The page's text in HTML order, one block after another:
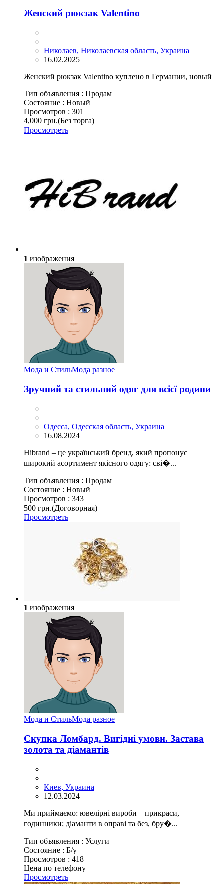
Женский рюкзак Valentino
Николаев, Николаевская область, Украина
16.02.2025
Женский рюкзак Valentino куплено в Германии, новый
Тип объявления : Продам
Состояние : Новый
Просмотров : 301
4,000 грн.(Без торга)
Просмотреть
1 изображения
Мода и СтильМода разное
Зручний та стильний одяг для всієї родини
Одесса, Одесская область, Украина
16.08.2024
Hibrand – це український бренд, який пропонує
широкий асортимент якісного одягу: сві�...
Тип объявления : Продам
Состояние : Новый
Просмотров : 343
500 грн.(Договорная)
Просмотреть
1 изображения
Мода и СтильМода разное
Скупка Ломбард. Вигідні умови. Застава
золота та діамантів
Киев, Украина
12.03.2024
Ми приймаємо: ювелірні вироби – прикраси,
годинники; діаманти в оправі та без, бру�...
Тип объявления : Услуги
Состояние : Б/у
Просмотров : 418
Цена по телефону
Просмотреть